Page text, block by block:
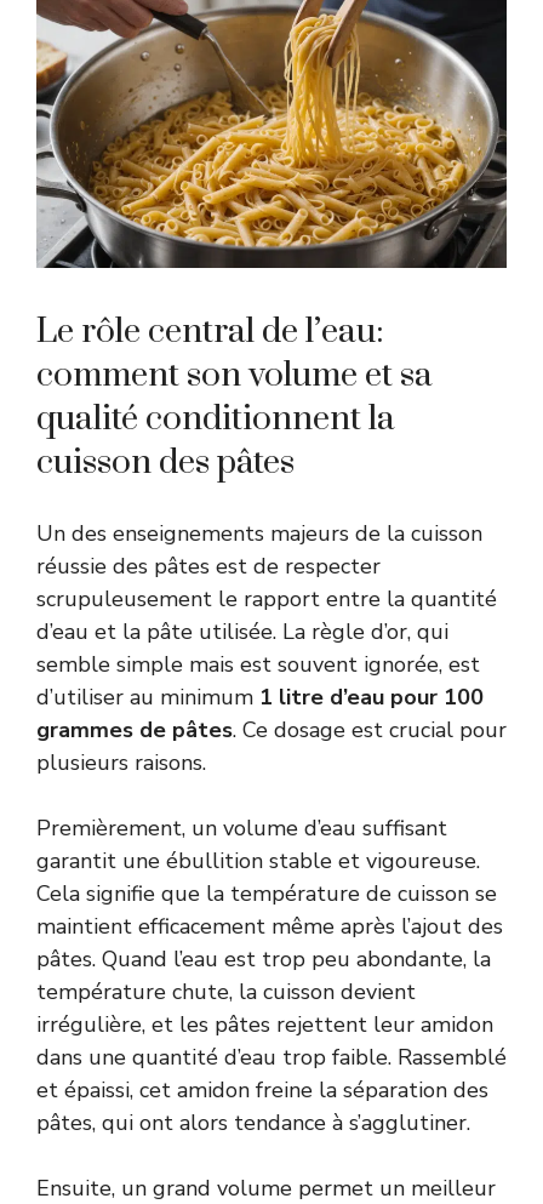
Le rôle central de l’eau:
comment son volume et sa
qualité conditionnent la
cuisson des pâtes
Un des enseignements majeurs de la cuisson
réussie des pâtes est de respecter
scrupuleusement le rapport entre la quantité
d’eau et la pâte utilisée. La règle d’or, qui
semble simple mais est souvent ignorée, est
d’utiliser au minimum 1 litre d’eau pour 100
grammes de pâtes. Ce dosage est crucial pour
plusieurs raisons.
Premièrement, un volume d’eau suffisant
garantit une ébullition stable et vigoureuse.
Cela signifie que la température de cuisson se
maintient efficacement même après l’ajout des
pâtes. Quand l’eau est trop peu abondante, la
température chute, la cuisson devient
irrégulière, et les pâtes rejettent leur amidon
dans une quantité d’eau trop faible. Rassemblé
et épaissi, cet amidon freine la séparation des
pâtes, qui ont alors tendance à s’agglutiner.
Ensuite, un grand volume permet un meilleur